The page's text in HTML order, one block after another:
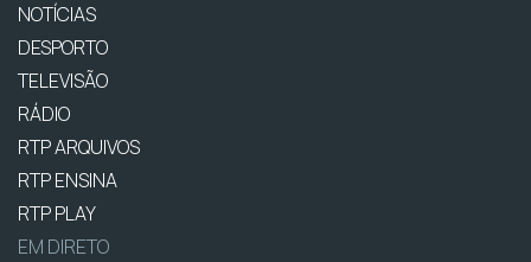
NOTÍCIAS
DESPORTO
TELEVISÃO
RÁDIO
RTP ARQUIVOS
RTP ENSINA
RTP PLAY
EM DIRETO